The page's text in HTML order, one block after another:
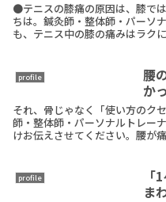
●テニスの膝痛の原因は、膝で
ちは。鍼灸師・整体師・パーソ
も、テニス中の膝の痛みはラク
profile
腰
か
それ、骨じゃなく「使い方のク
師・整体師・パーソナルトレー
けお伝えさせてください。腰が
profile
ま